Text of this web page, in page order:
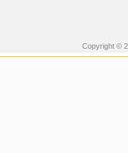
Copyright ©